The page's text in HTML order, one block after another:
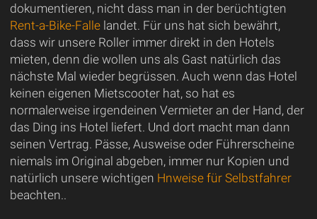
dokumentieren, nicht dass man in der berüchtigten
Rent-a-Bike-Fallelandet. Für uns hat sich bewährt,
dass wir unsere Roller immer direkt in den Hotels
mieten, denn die wollen uns als Gast natürlich das
nächste Mal wieder begrüssen. Auch wenn das Hotel
keinen eigenen Mietscooter hat, so hat es
normalerweise irgendeinen Vermieter an der Hand, der
das Ding ins Hotel liefert. Und dort macht man dann
seinen Vertrag. Pässe, Ausweise oder Führerscheine
niemals im Original abgeben, immer nur Kopien und
natürlich unsere wichtigen Hnweise für Selbstfahrer
beachten..